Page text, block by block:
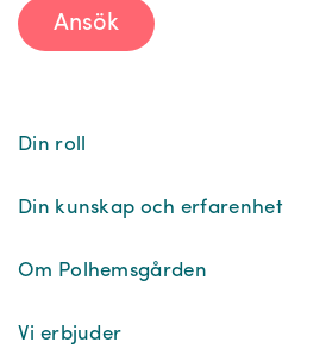
Ansök
Din roll
Din kunskap och erfarenhet
Om Polhemsgården
Vi erbjuder